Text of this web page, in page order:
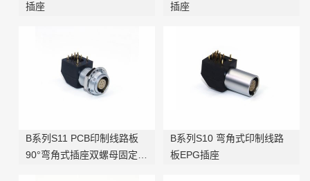
插座
插座
B系列S11 PCB印制线路板
90°弯角式插座双螺母固定
B系列S10 弯角式印制线路
板EPG插座